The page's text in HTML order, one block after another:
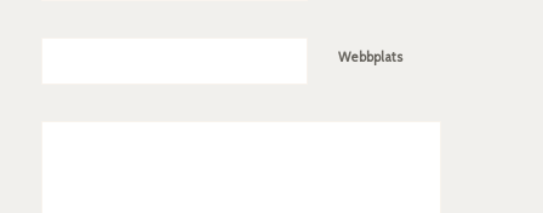
Webbplats